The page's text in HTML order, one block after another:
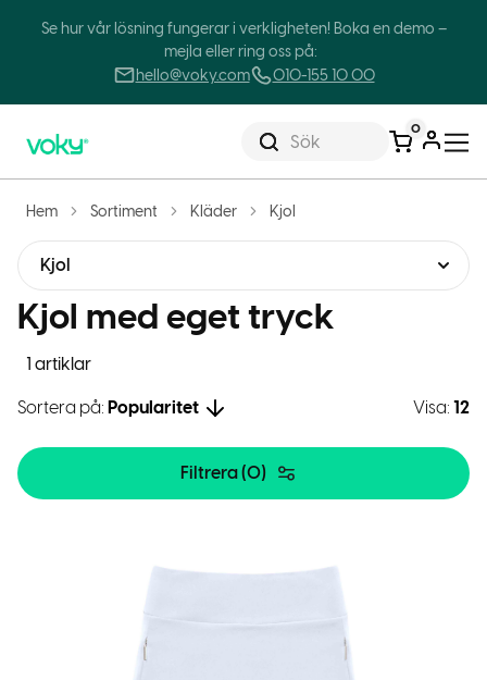
Se hur vår lösning fungerar i verkligheten! Boka en demo –
mejla eller ring oss på:
hello@voky.com
010-155 10 00
Sök
0
Hem Sortiment Kläder Kjol
Kjol
1 artiklar
Kjol med eget tryck
Sortera på: Popularitet Visa: 12
Filtrera (0)